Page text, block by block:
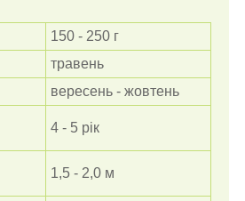
150 - 250 г
травень
вересень - жовтень
4 - 5 рік
1,5 - 2,0 м